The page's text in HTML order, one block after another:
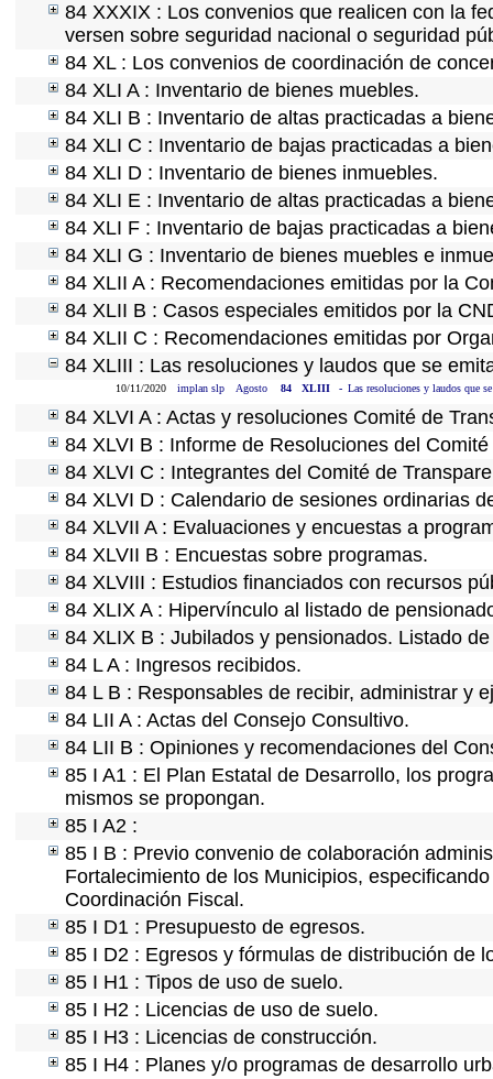
84 XXXIX : Los convenios que realicen con la
versen sobre seguridad nacional o seguridad
84 XL : Los convenios de coordinación de
84 XLI A : Inventario de bienes muebles.
84 XLI B : Inventario de altas practicadas a
84 XLI C : Inventario de bajas practicadas a
84 XLI D : Inventario de bienes inmuebles.
84 XLI E : Inventario de altas practicadas a
84 XLI F : Inventario de bajas practicadas a
84 XLI G : Inventario de bienes muebles e
84 XLII A : Recomendaciones emitidas por la
84 XLII B : Casos especiales emitidos por la
84 XLII C : Recomendaciones emitidas por
84 XLIII : Las resoluciones y laudos que se
10/11/2020 implan slp Agosto 84 XLIII - Las resoluciones y laudos que
84 XLVI A : Actas y resoluciones Comité de
84 XLVI B : Informe de Resoluciones del
84 XLVI C : Integrantes del Comité de
84 XLVI D : Calendario de sesiones ordinarias
84 XLVII A : Evaluaciones y encuestas a
84 XLVII B : Encuestas sobre programas.
84 XLVIII : Estudios financiados con recursos
84 XLIX A : Hipervínculo al listado de
84 XLIX B : Jubilados y pensionados. Listado
84 L A : Ingresos recibidos.
84 L B : Responsables de recibir, administrar y
84 LII A : Actas del Consejo Consultivo.
84 LII B : Opiniones y recomendaciones del
85 I A1 : El Plan Estatal de Desarrollo, los
mismos se propongan.
85 I A2 :
85 I B : Previo convenio de colaboración
Fortalecimiento de los Municipios,
Coordinación Fiscal.
85 I D1 : Presupuesto de egresos.
85 I D2 : Egresos y fórmulas de distribución de
85 I H1 : Tipos de uso de suelo.
85 I H2 : Licencias de uso de suelo.
85 I H3 : Licencias de construcción.
85 I H4 : Planes y/o programas de desarrollo